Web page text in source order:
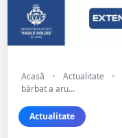
Acasă • Actualitate •
bărbat a aru...
Actualitate